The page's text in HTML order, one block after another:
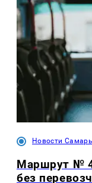
Новости
Маршрут №
без